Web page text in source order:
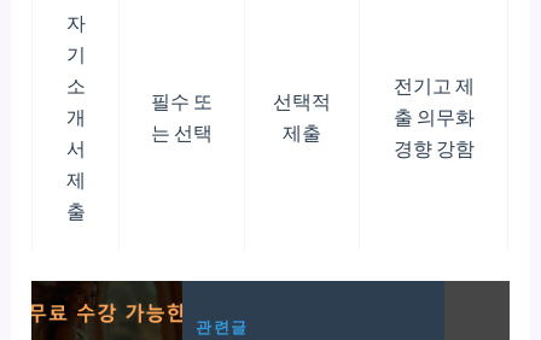
자
기
소
개
서
제
출
필수 또
는 선택
선택적
제출
전기고 제
출 의무화
경향 강함
관련글